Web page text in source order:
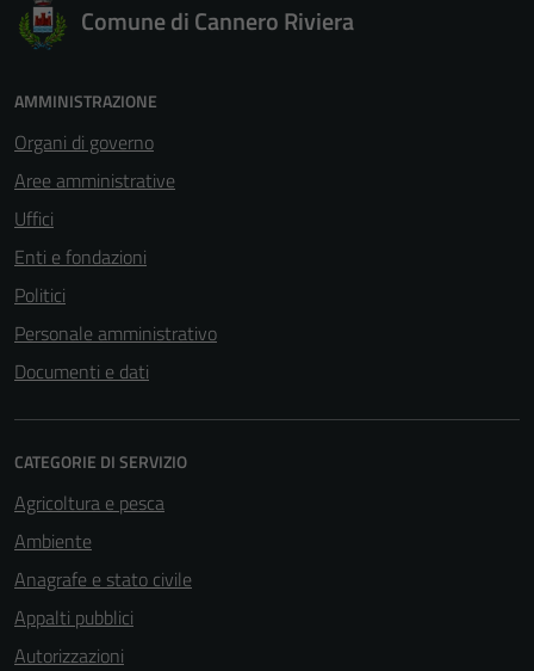
Comune di Cannero Riviera
AMMINISTRAZIONE
Organi di governo
Aree amministrative
Uffici
Enti e fondazioni
Politici
Personale amministrativo
Documenti e dati
CATEGORIE DI SERVIZIO
Agricoltura e pesca
Ambiente
Anagrafe e stato civile
Appalti pubblici
Autorizzazioni